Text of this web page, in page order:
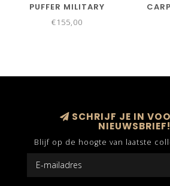
PUFFER MILITARY
€155,00
SCHRIJF JE IN
NIEUWSBRIEF!
Blijf op de hoogte van laatste